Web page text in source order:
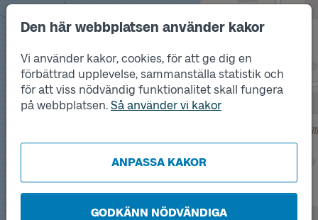
Den här webbplatsen använder kakor
Vi använder kakor, cookies, för att ge dig en
förbättrad upplevelse, sammanställa statistik och
för att viss nödvändig funktionalitet skall fungera
på webbplatsen. Så använder vi kakor
ANPASSA KAKOR
GODKÄNN NÖDVÄNDIGA
Läge
A
Läge
B